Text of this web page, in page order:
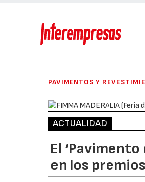
PAVIMENTOS Y
ACTUALIDAD
El
en los